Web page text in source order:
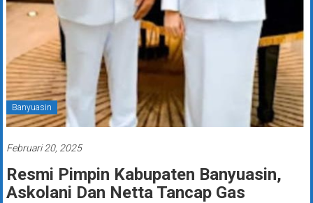
Banyuasin
Februari 20, 2025
Resmi Pimpin Kabupaten Banyuasin,
Askolani Dan Netta Tancap Gas